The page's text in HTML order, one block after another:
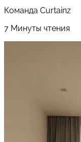
Команда Curtainz
7 Минуты чтения